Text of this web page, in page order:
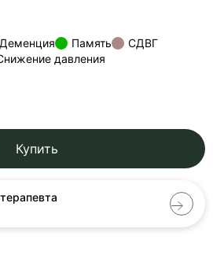
Деменция Память
СДВГ
давления
Купить